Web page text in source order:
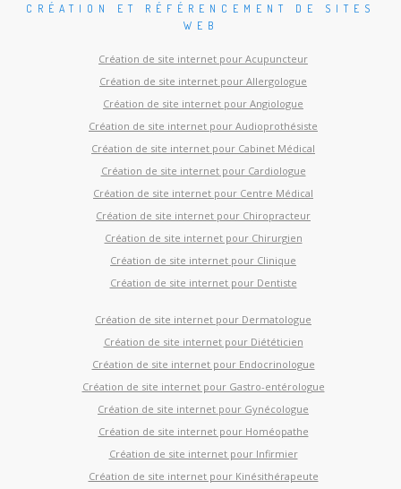
CRÉATION ET RÉFÉRENCEMENT DE SITES
WEB
Création de site internet pour Acupuncteur
Création de site internet pour Allergologue
Création de site internet pour Angiologue
Création de site internet pour Audioprothésiste
Création de site internet pour Cabinet Médical
Création de site internet pour Cardiologue
Création de site internet pour Centre Médical
Création de site internet pour Chiropracteur
Création de site internet pour Chirurgien
Création de site internet pour Clinique
Création de site internet pour Dentiste
Création de site internet pour Dermatologue
Création de site internet pour Diététicien
Création de site internet pour Endocrinologue
Création de site internet pour Gastro-entérologue
Création de site internet pour Gynécologue
Création de site internet pour Homéopathe
Création de site internet pour Infirmier
Création de site internet pour Kinésithérapeute